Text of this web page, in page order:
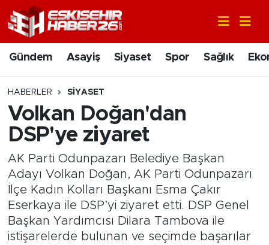
Gündem Asayiş Siyaset Spor Sağlık
HABERLER SIYASET
Volkan Doğan'dan
DSP'ye ziyaret
AK Parti Odunpazarı Belediye Başkan
Adayı Volkan Doğan, AK Parti Odunpazarı
İlçe Kadın Kolları Başkanı Esma Çakır
Eserkaya ile DSP’yi ziyaret etti. DSP Genel
Başkan Yardımcısı Dilara Tambova ile
istişarelerde bulunan ve seçimde başarılar
Gündem
Asayiş
Siyaset
Spor
Sağlık
Ekonomi
Nöbetçi Eczaneler
Hava Durumu
Trafik Durumu
Süper Lig Puan Durumu ve Fikstür
Tüm Manşetler
Son Dakika Haberleri